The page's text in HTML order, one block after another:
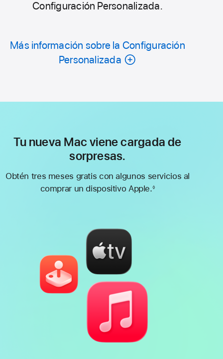
Configuración Personalizada.
Más información sobre la Configuración
Personalizada
Tu nueva Mac viene cargada de
sorpresas.
Obtén tres meses gratis con algunos servicios al
comprar un dispositivo Apple.◊